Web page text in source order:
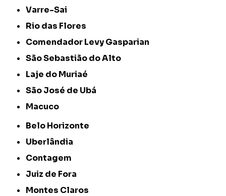
Varre-Sai
Rio das Flores
Comendador Levy Gasparian
São Sebastião do Alto
Laje do Muriaé
São José de Ubá
Macuco
Belo Horizonte
Uberlândia
Contagem
Juiz de Fora
Montes Claros